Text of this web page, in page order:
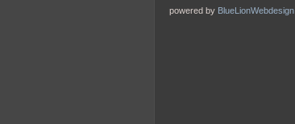
powered by BlueLionWebdesign